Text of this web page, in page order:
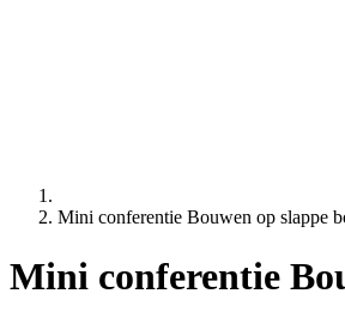
Mini conferentie Bouwen op slappe
Mini conferentie